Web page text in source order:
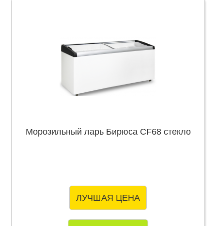
Морозильный ларь Бирюса CF68 стекло
ЛУЧШАЯ ЦЕНА